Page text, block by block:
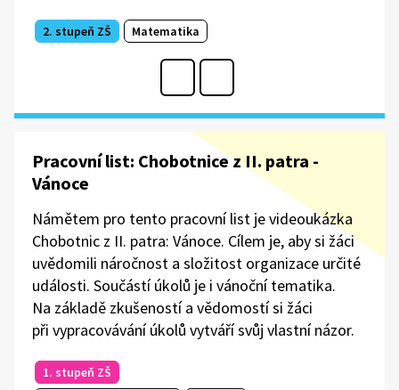
2. stupeň ZŠ Matematika
Pracovní list: Chobotnice z II. patra -
Vánoce
Námětem pro tento pracovní list je videoukázka
Chobotnic z II. patra: Vánoce. Cílem je, aby si žáci
uvědomili náročnost a složitost organizace určité
události. Součástí úkolů je i vánoční tematika.
Na základě zkušeností a vědomostí si žáci
při vypracovávání úkolů vytváří svůj vlastní názor.
1. stupeň ZŠ